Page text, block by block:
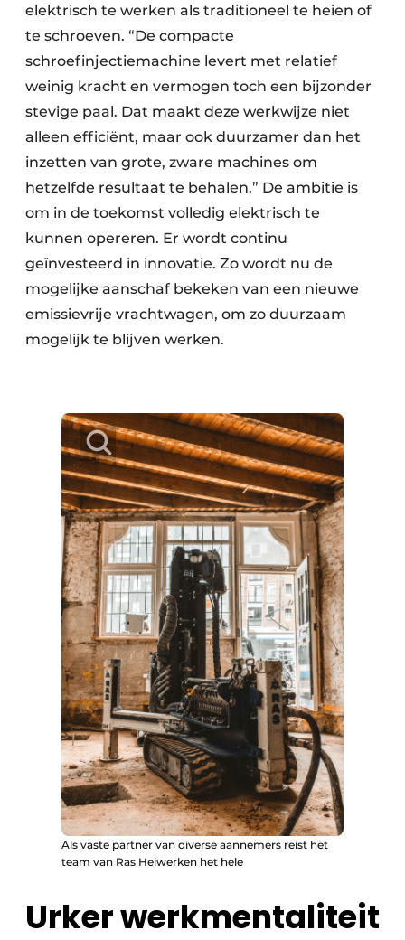
elektrisch te werken als traditioneel te heien of
te schroeven. “De compacte
schroefinjectiemachine levert met relatief
weinig kracht en vermogen toch een bijzonder
stevige paal. Dat maakt deze werkwijze niet
alleen efficiënt, maar ook duurzamer dan het
inzetten van grote, zware machines om
hetzelfde resultaat te behalen.” De ambitie is
om in de toekomst volledig elektrisch te
kunnen opereren. Er wordt continu
geïnvesteerd in innovatie. Zo wordt nu de
mogelijke aanschaf bekeken van een nieuwe
emissievrije vrachtwagen, om zo duurzaam
mogelijk te blijven werken.
Als vaste partner van diverse aannemers reist het
team van Ras Heiwerken het hele
Urker werkmentaliteit